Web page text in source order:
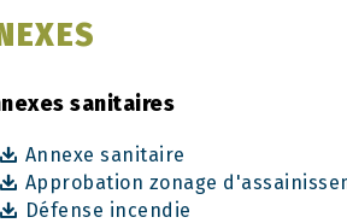
sanitaires
Annexe sanitaire
Approbation zonage
Défense incendie